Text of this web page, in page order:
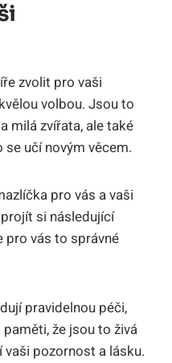
zvolit pro vaši
volbou. Jsou to
milá zvířata, ale také
učí novým věcem.
pro vás a vaši
si následující
pro vás to správné
pravidelnou péči,
že jsou to živá
pozornost a lásku.